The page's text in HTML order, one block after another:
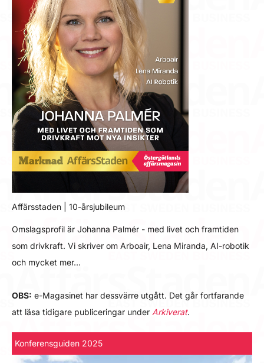
Affärsstaden | 10-årsjubileum
Omslagsprofil är Johanna Palmér - med livet och framtiden
som drivkraft. Vi skriver om Arboair, Lena Miranda, AI-robotik
och mycket mer…
OBS: e-Magasinet har dessvärre utgått. Det går fortfarande
att läsa tidigare publiceringar under Arkiverat.
Konferensguiden 2025